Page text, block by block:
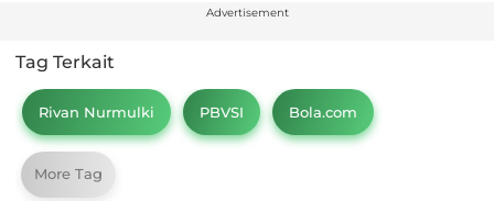
Advertisement
Tag Terkait
Rivan Nurmulki PBVSI Bola.com
More Tag